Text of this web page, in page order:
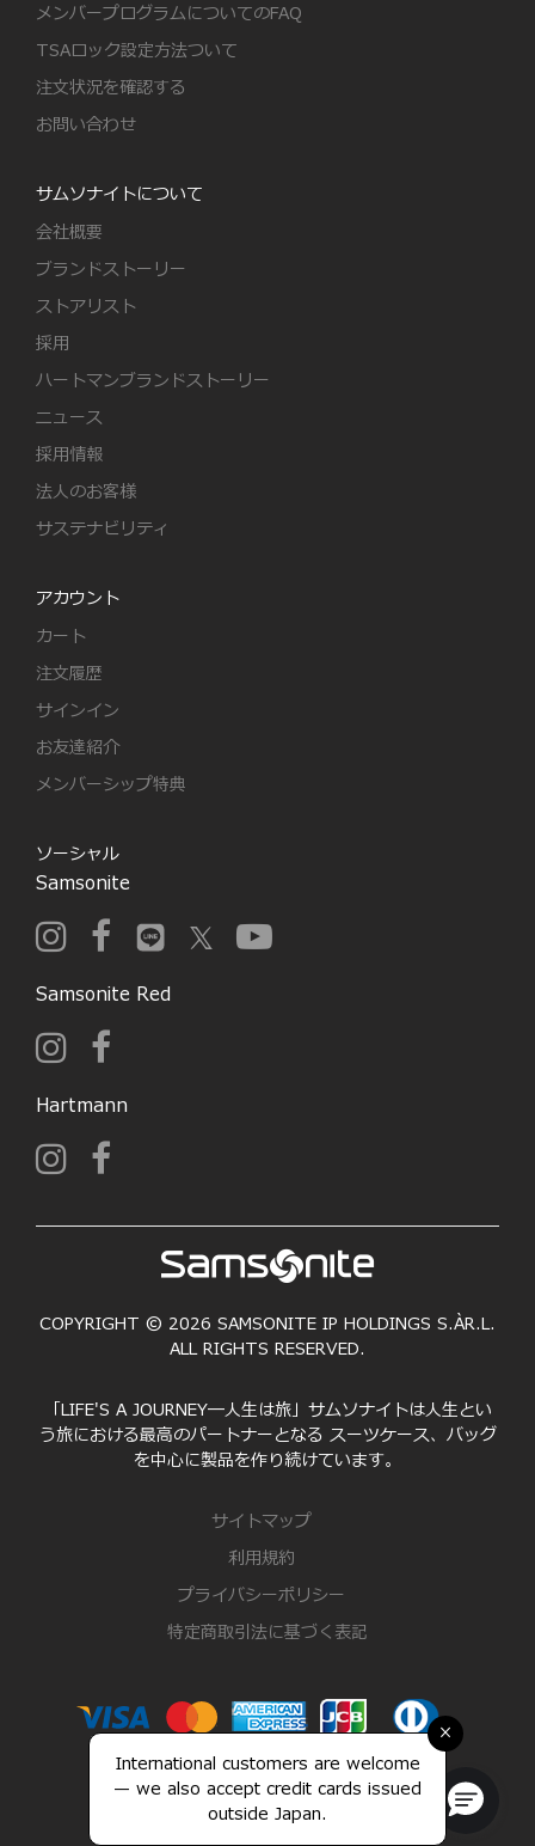
×
International customers are welcome
— we also accept credit cards issued
outside Japan.
メンバープログラムについてのFAQ
TSAロック設定方法ついて
注文状況を確認する
お問い合わせ
サムソナイトについて
会社概要
ブランドストーリー
ストアリスト
採用
ハートマンブランドストーリー
ニュース
採用情報
法人のお客様
サステナビリティ
アカウント
カート
注文履歴
サインイン
お友達紹介
メンバーシップ特典
ソーシャル
Samsonite
Samsonite Red
Hartmann
COPYRIGHT © 2026 SAMSONITE IP HOLDINGS S.ÀR.L.
ALL RIGHTS RESERVED.
「LIFE'S A JOURNEY―人生は旅」サムソナイトは人生とい
う旅における最高のパートナーとなる スーツケース、バッグ
を中心に製品を作り続けています。
サイトマップ
利用規約
プライバシーポリシー
特定商取引法に基づく表記